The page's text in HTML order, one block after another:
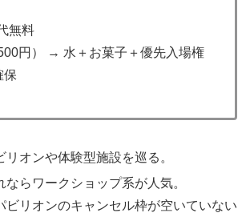
無料
円） → 水＋お菓子＋優先入場権
保
リオンや体験型施設を巡る。
ワークショップ系が人気。
オンのキャンセル枠が空いていない